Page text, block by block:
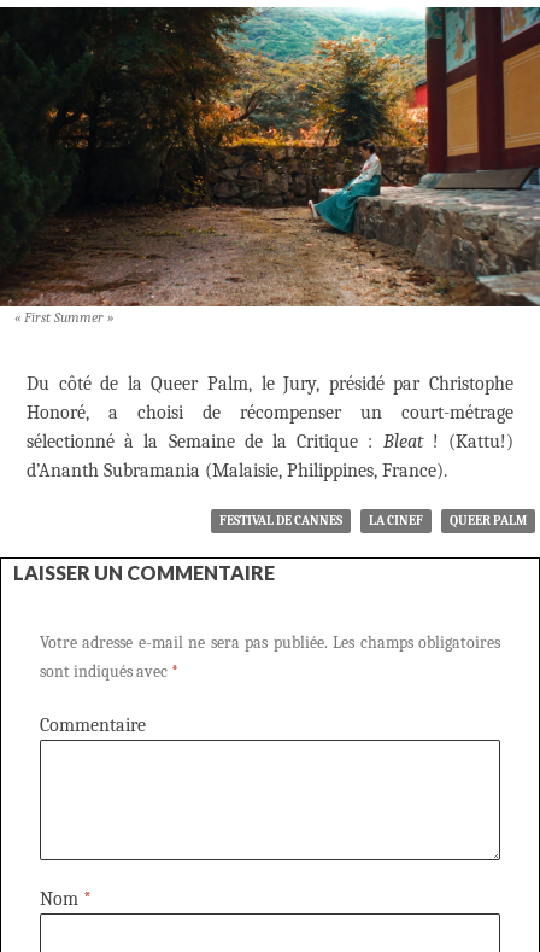
« First Summer »
Du côté de la Queer Palm, le Jury, présidé par Christophe
Honoré, a choisi de récompenser un court-métrage
sélectionné à la Semaine de la Critique : Bleat! (Kattu!)
d’Ananth Subramania (Malaisie, Philippines, France).
FESTIVAL DE CANNES LA CINEF QUEER PALM
LAISSER UN COMMENTAIRE
Votre adresse e-mail ne sera pas publiée. Les champs obligatoires
sont indiqués avec *
Commentaire
Nom *